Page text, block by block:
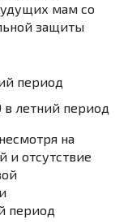
мам со
защиты
в летний период
на
и отсутствие
период